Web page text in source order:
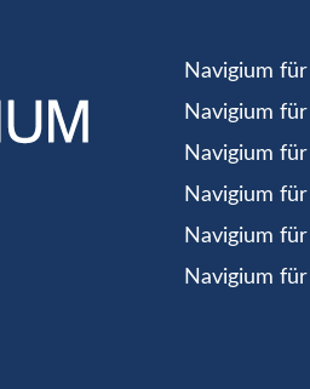
Navigium
Navigium
Navigium
Navigium
Navigium
Navigium